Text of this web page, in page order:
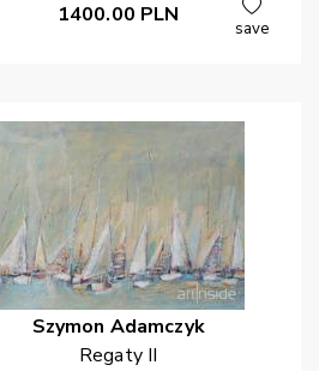
1400.00 PLN
save
Szymon Adamczyk
Regaty II